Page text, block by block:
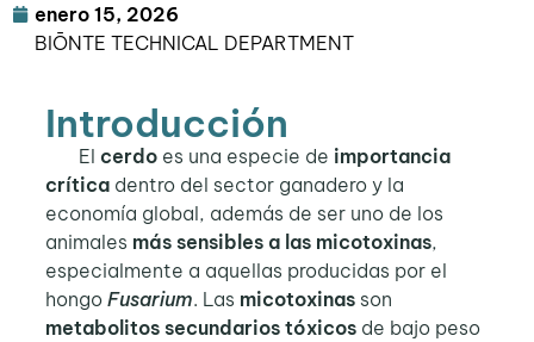
enero 15, 2026
BIŌNTE TECHNICAL DEPARTMENT
Introducción
El cerdoes una especie de importancia
críticadentro del sector ganadero y la
economía global, además de ser uno de los
animales más sensibles a las micotoxinas,
especialmente a aquellas producidas por el
hongo Fusarium. Las micotoxinasson
metabolitos secundarios tóxicosde bajo peso